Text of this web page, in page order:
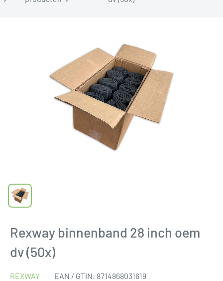
Rexway binnenband 28 inch oem
dv (50x)
REXWAY EAN / GTIN: 8714868031619